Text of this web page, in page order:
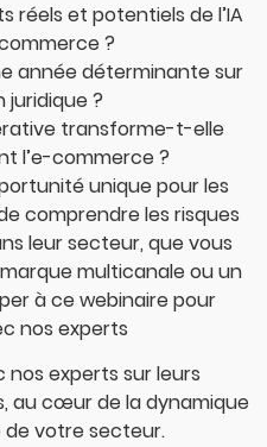
réels et potentiels de l’IA
?
année déterminante sur
juridique ?
transforme-t-elle
l’e-commerce ?
unique pour les
comprendre les risques
leur secteur, que vous
multicanale ou un
à ce webinaire pour
nos experts
experts sur leurs
au cœur de la dynamique
votre secteur.